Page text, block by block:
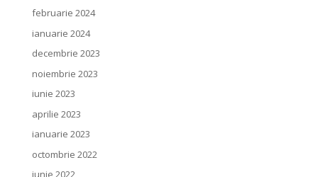
februarie 2024
ianuarie 2024
decembrie 2023
noiembrie 2023
iunie 2023
aprilie 2023
ianuarie 2023
octombrie 2022
iunie 2022